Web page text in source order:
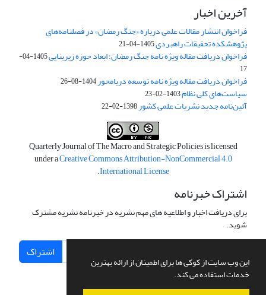
این وب سایت از کوکی ها برای اطمینان از ارائه بهترین
خدمات استفاده می کند.
آخرین اخبار
فراخوان انتشار مقالات علمی درباره «جنگ رمضان» در فصلنامه‌های
پژوهشکده تحقیقات راهبردی1405-04-21
فراخوان دریافت مقاله ویژه نامه جنگ رمضان؛ ابعاد حوزه زیربنایی
1405-04-
17
فراخوان دریافت مقاله ویژه نامه توسعه دریامحور1404-08-26
سیاست‌های کلی نظام1403-02-23
آئین‌نامه جدید نشریات علمی کشور1398-02-22
Quarterly Journal of The Macro and Strategic Policies is licensed
under aCreative Commons Attribution-NonCommercial 4.0
International License
.
اشتراک خبرنامه
برای دریافت اخبار و اطلاعیه های مهم نشریه در خبرنامه نشریه مشترک
شوید.
اشتراک